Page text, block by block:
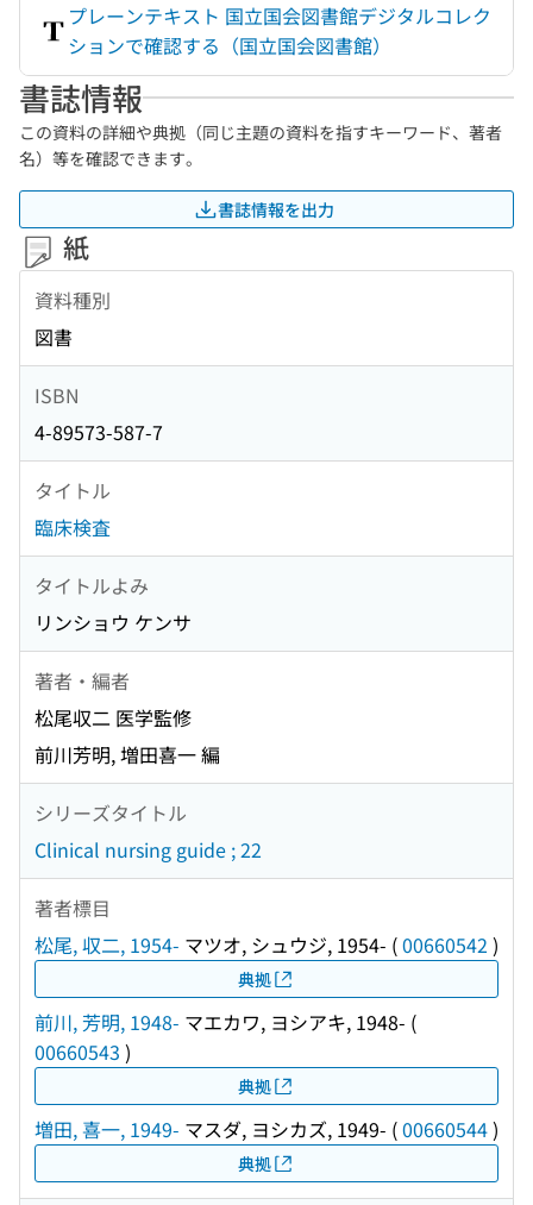
プレーンテキスト 国立国会図書館デジタルコレク
ションで確認する（国立国会図書館）
書誌情報
この資料の詳細や典拠（同じ主題の資料を指すキーワード、著者
名）等を確認できます。
書誌情報を出力
紙
資料種別
図書
ISBN
4-89573-587-7
タイトル
臨床検査
タイトルよみ
リンショウ ケンサ
著者・編者
松尾収二 医学監修
前川芳明, 増田喜一 編
シリーズタイトル
Clinical nursing guide ; 22
著者標目
松尾, 収二, 1954- マツオ, シュウジ, 1954- (00660542 )
典拠
前川, 芳明, 1948- マエカワ, ヨシアキ, 1948- (
00660543 )
典拠
増田, 喜一, 1949- マスダ, ヨシカズ, 1949- (00660544)
典拠